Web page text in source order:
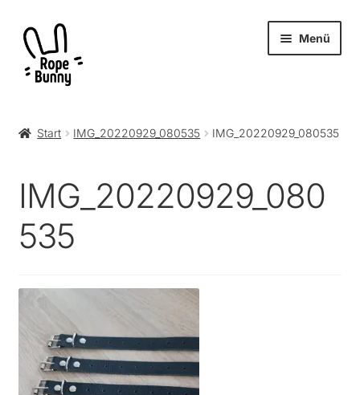
Zur
Navigation
springen
Zum
Inhalt
springen
Menü
öffnen
Museum
Journal
Start IMG_20220929_080535 IMG_20220929_080535
IMG_20220929_080
535